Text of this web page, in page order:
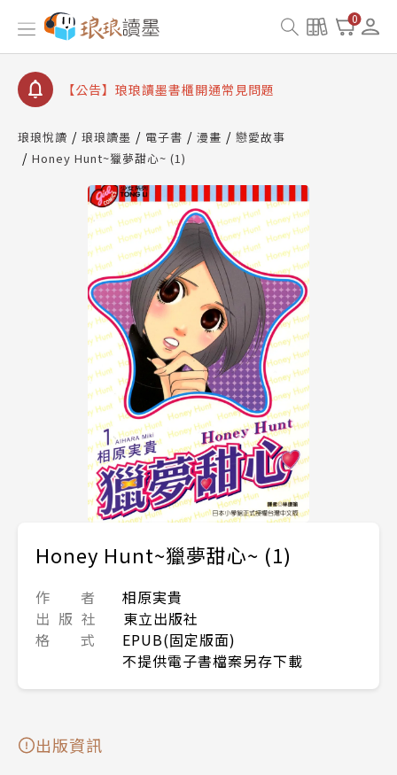
0
【公告】琅琅讀墨數位閱讀資產合併與書櫃開通申請
【公告】琅琅讀墨書櫃開通常見問題
【公告】琅琅讀墨 3 分鐘完成書櫃開通與資產合併申
請圖文教學
查詢
【公告】琅琅讀墨數位閱讀資產合併與書櫃開通申請
琅琅悅讀 琅琅讀墨 電子書 漫畫
戀愛故事
Honey Hunt~獵夢甜心~ (1)
Honey Hunt~獵夢甜心~ (1)
作 者
相原実貴
出 版 社
東立出版社
格 式
EPUB(固定版面)
不提供電子書檔案另存下載
出版資訊